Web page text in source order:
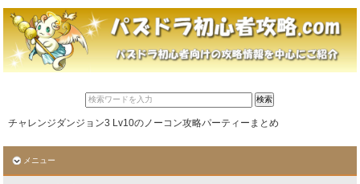
チャレンジダンジョン3 Lv10のノーコン攻略パーティーまとめ
メニュー